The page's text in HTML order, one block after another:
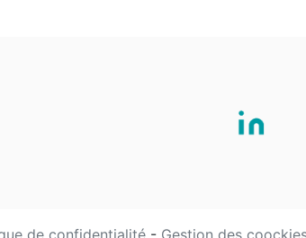
de confidentialité - Gestion des